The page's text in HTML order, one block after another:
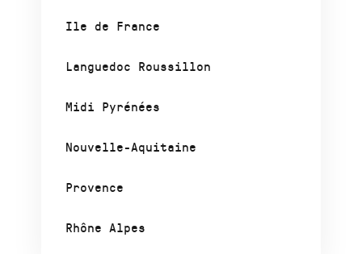
Ile de France
Languedoc Roussillon
Midi Pyrénées
Nouvelle-Aquitaine
Provence
Rhône Alpes